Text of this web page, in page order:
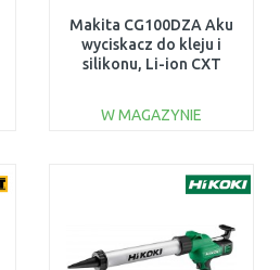
Makita CG100DZA Aku
wyciskacz do kleju i
silikonu, Li-ion CXT
W MAGAZYNIE
Do porównania